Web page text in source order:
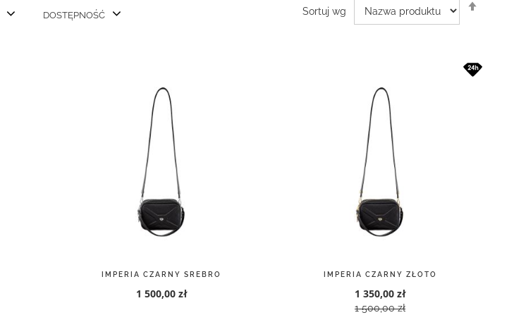
DOSTĘPNOŚĆ Sortuj wg
IMPERIA CZARNY SREBRO
1 500,00 zł
IMPERIA CZARNY ZŁOTO
1 350,00 zł
1 500,00 zł